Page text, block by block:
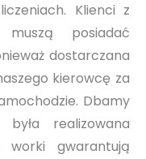
Klienci z
posiadać
dostarczana
kierowcę za
Dbamy
realizowana
gwarantują